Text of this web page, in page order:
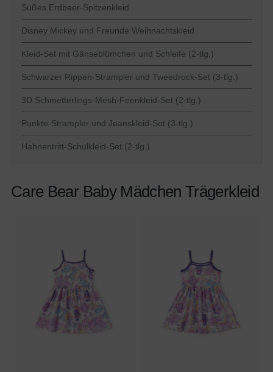
Süßes Erdbeer-Spitzenkleid
Disney Mickey und Freunde Weihnachtskleid
Kleid-Set mit Gänseblümchen und Schleife (2-tlg.)
Schwarzer Rippen-Strampler und Tweedrock-Set (3-tlg.)
3D Schmetterlings-Mesh-Feenkleid-Set (2-tlg.)
Punkte-Strampler und Jeanskleid-Set (3-tlg.)
Hahnentritt-Schulkleid-Set (2-tlg.)
Care Bear Baby Mädchen Trägerkleid